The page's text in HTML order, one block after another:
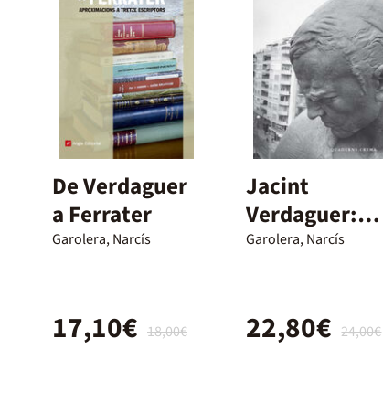
De Verdaguer
a Ferrater
Garolera, Narcís
18,00€
17,10€
Jacint
Verdaguer:
una biografia
Garolera, Narcís
24,00€
22,80€